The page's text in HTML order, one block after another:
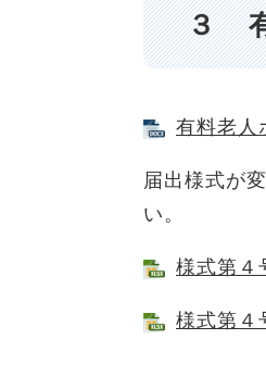
３
有料老人
届出様式が
い。
様式第
様式第４